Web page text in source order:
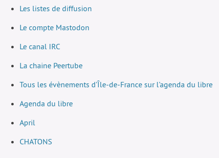
Les listes de diffusion
Le compte Mastodon
Le canal IRC
La chaine Peertube
Tous les évènements d’Île-de-France sur l’agenda du libre
Agenda du libre
April
CHATONS